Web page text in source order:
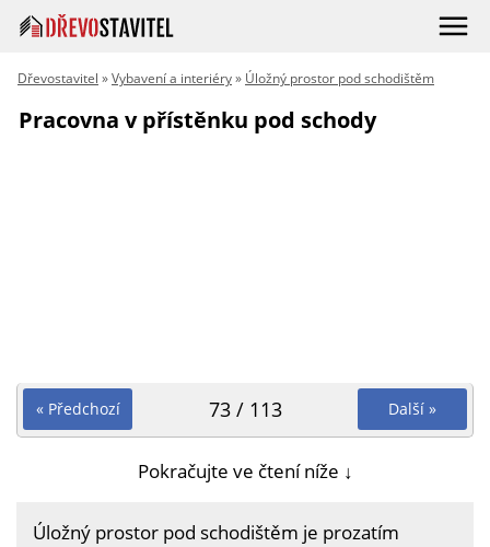
Dřevostavitel »Vybavení a interiéry» Úložný prostor pod schodištěm
Pracovna v přístěnku pod schody
« Předchozí Další »
73 / 113
Pokračujte ve čtení níže ↓
Úložný prostor pod schodištěm je prozatím